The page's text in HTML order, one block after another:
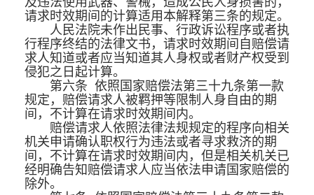
请求时效期间的计算适用本解释第三条的规定。
人民法院未作出民事、行政诉讼程序或者执
行程序终结的法律文书，请求时效期间自赔偿请
求人知道或者应当知道其人身权或者财产权受到
侵犯之日起计算。
第六条 依照国家赔偿法第三十九条第一款
规定，赔偿请求人被羁押等限制人身自由的期
间，不计算在请求时效期间内。
赔偿请求人依照法律法规规定的程序向相关
机关申请确认职权行为违法或者寻求救济的期
间，不计算在请求时效期间内，但是相关机关已
经明确告知赔偿请求人应当依法申请国家赔偿的
除外。